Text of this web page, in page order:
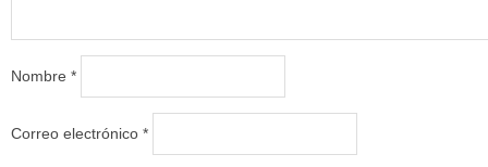
Nombre *
Correo electrónico *